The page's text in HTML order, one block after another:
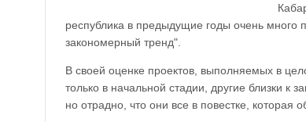
республика в предыдущие годы очень
закономерный тренд".
В своей оценке проектов, выполняемых в
только в начальной стадии, другие близки к
но отрадно, что они все в повестке, которая